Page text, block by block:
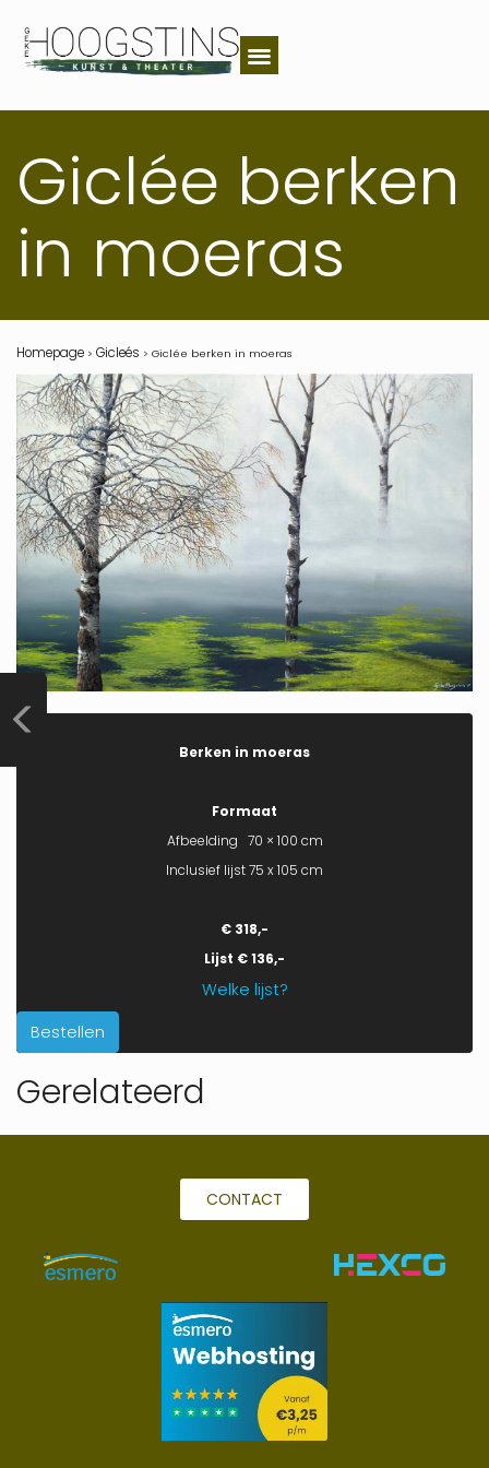
Giclée berken
in moeras
Homepage > Gicleés > Giclée berken in moeras
Berken in moeras
Formaat
Afbeelding 70 × 100 cm
Inclusief lijst 75 x 105 cm
€ 318,-
Lijst € 136,-
Welke lijst?
Bestellen
Gerelateerd
CONTACT